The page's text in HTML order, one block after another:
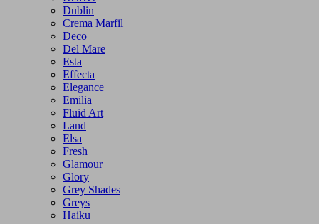
Dublin
Crema Marfil
Deco
Del Mare
Esta
Effecta
Elegance
Emilia
Fluid Art
Land
Elsa
Fresh
Glamour
Glory
Grey Shades
Greys
Haiku